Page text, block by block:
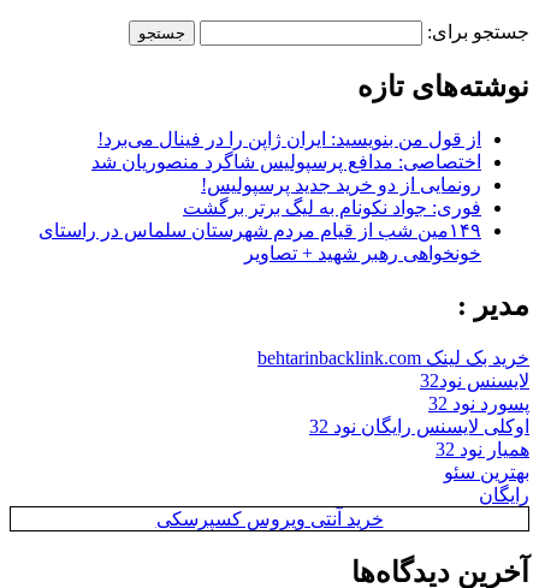
جستجو برای:
نوشته‌های تازه
از قول من بنویسید: ایران ژاپن را در فینال می‌برد!
اختصاصی: مدافع پرسپولیس شاگرد منصوریان شد
رونمایی از دو خرید جدید پرسپولیس!
فوری: جواد نکونام به لیگ برتر برگشت
۱۴۹مین شب از قیام مردم شهرستان سلماس در راستای
خونخواهی رهبر شهید + تصاویر
مدیر :
خرید بک لینک behtarinbacklink.com
لایسنس نود32
پسورد نود 32
اوکلی لایسنس رایگان نود 32
همیار نود 32
بهترین سئو
رایگان
خرید آنتی ویروس کسپرسکی
آخرین دیدگاه‌ها